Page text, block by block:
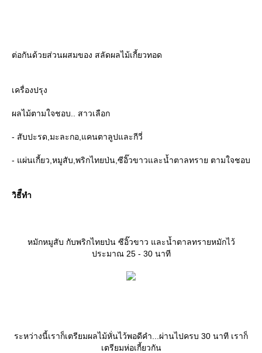
ต่อกันด้วยส่วนผสมของ สลัดผลไม้เกี้ยวทอด
เครื่องปรุง
ผลไม้ตามใจชอบ.. สาวเลือก
- สับปะรด,มะละกอ,แคนตาลูปและกีวี่
- แผ่นเกี้ยว,หมูสับ,พริกไทยป่น,ซีอิ๊วขาวและน้ำตาลทราย ตามใจชอบ
วิธีืทำ
หมักหมูสับ กับพริกไทยป่น ซีอิ๊วขาว และน้ำตาลทรายหมักไว้
ประมาณ 25 - 30 นาที
ระหว่างนี้เราก็เตรียมผลไม้หั่นไว้พอดีคำ...ผ่านไปครบ 30 นาที เราก็
เตรียมห่อเกี้ยวกัน